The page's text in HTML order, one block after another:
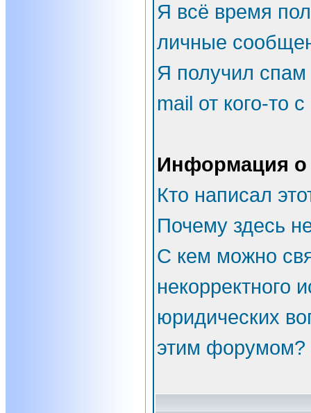
Я всё время
личные
Я получил
mail от кого-то
Информация о
Кто написал
Почему здесь
С кем можно
некорректного
юридических
этим форумом?